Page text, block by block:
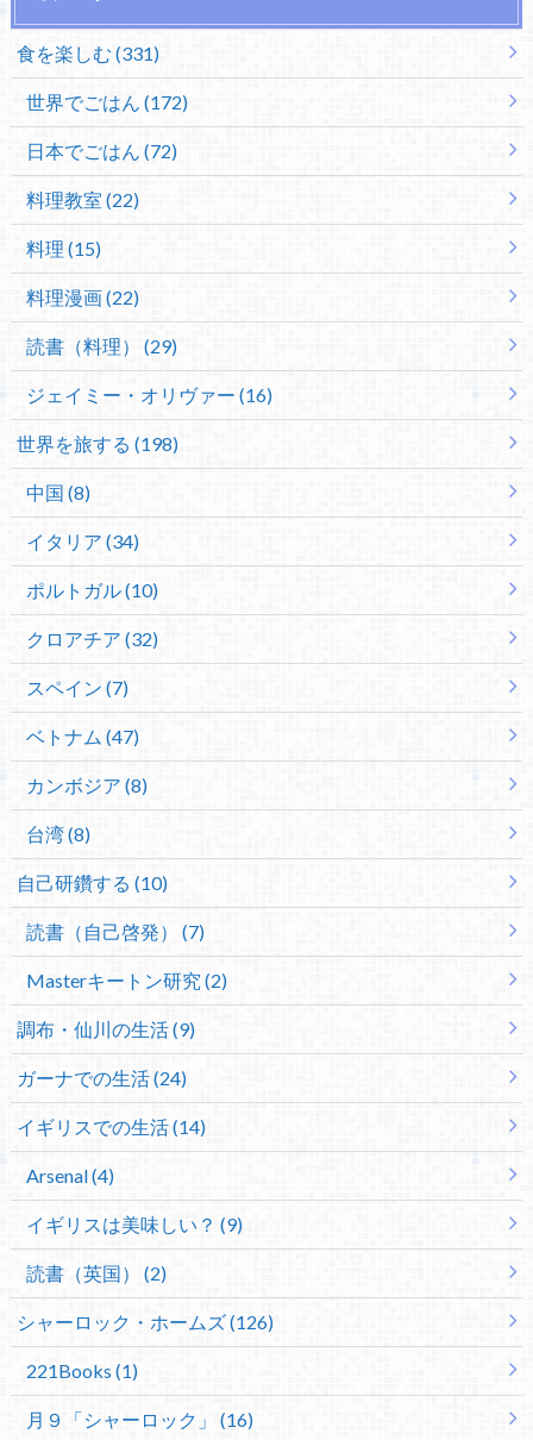
食を楽しむ (331)
世界でごはん (172)
日本でごはん (72)
料理教室 (22)
料理 (15)
料理漫画 (22)
読書（料理） (29)
ジェイミー・オリヴァー (16)
世界を旅する (198)
中国 (8)
イタリア (34)
ポルトガル (10)
クロアチア (32)
スペイン (7)
ベトナム (47)
カンボジア (8)
台湾 (8)
自己研鑽する (10)
読書（自己啓発） (7)
Masterキートン研究 (2)
調布・仙川の生活 (9)
ガーナでの生活 (24)
イギリスでの生活 (14)
Arsenal (4)
イギリスは美味しい？ (9)
読書（英国） (2)
シャーロック・ホームズ (126)
221Books (1)
月９「シャーロック」 (16)